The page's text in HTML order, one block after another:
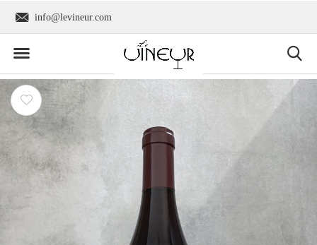
info@levineur.com